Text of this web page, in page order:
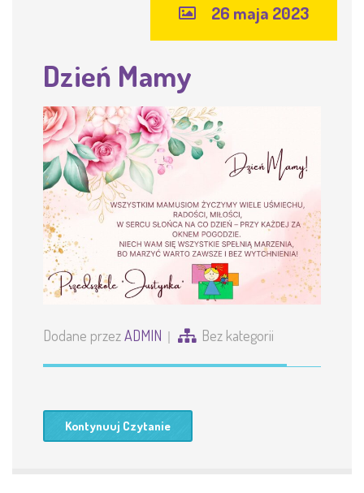
26 maja 2023
Dzień Mamy
Dodane przezADMIN Bez kategorii
Kontynuuj Czytanie